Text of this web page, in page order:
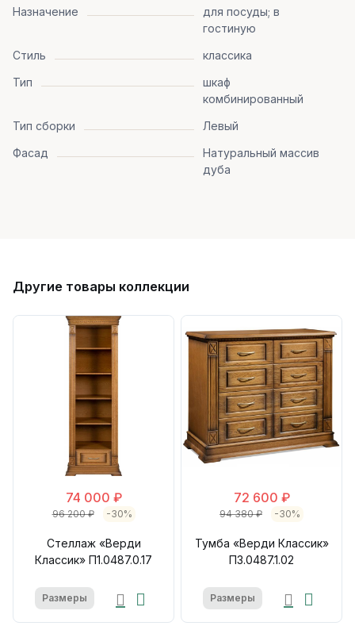
Назначение
для посуды; в
гостиную
Стиль
классика
Тип
шкаф
комбинированный
Тип сборки
Левый
Фасад
Натуральный массив
дуба
Другие товары коллекции
74 000 ₽
96 200 ₽ -30%
Стеллаж «Верди
Классик» П1.0487.0.17
Размеры
72 600 ₽
94 380 ₽ -30%
Тумба «Верди Классик»
П3.0487.1.02
Размеры